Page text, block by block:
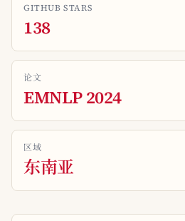
GITHUB STARS
138
论文
EMNLP 2024
区域
东南亚